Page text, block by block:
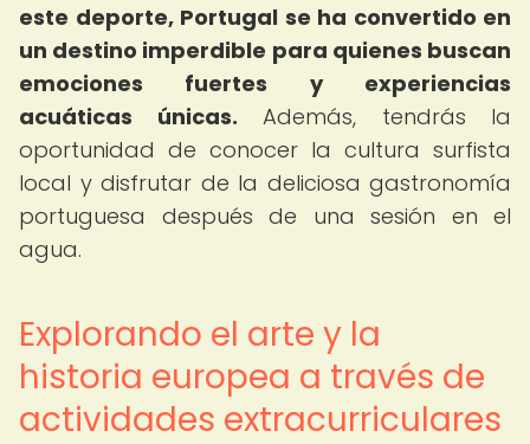
este deporte, Portugal se ha convertido en
un destino imperdible para quienes buscan
emociones fuertes y experiencias
acuáticas únicas. Además, tendrás la
oportunidad de conocer la cultura surfista
local y disfrutar de la deliciosa gastronomía
portuguesa después de una sesión en el
agua.
Explorando el arte y la
historia europea a través de
actividades extracurriculares